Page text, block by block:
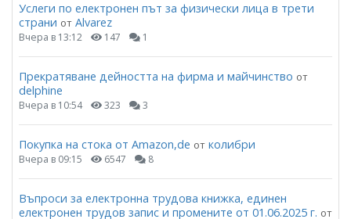
Услеги по електронен път за физически лица в трети
страни от Alvarez
Вчера в 13:12 147 1
Прекратяване дейността на фирма и майчинство от
delphine
Вчера в 10:54 323 3
Покупка на стока от Amazon,de от колибри
Вчера в 09:15 6547 8
Въпроси за електронна трудова книжка, единен
електронен трудов запис и промените от 01.06.2025 г. от